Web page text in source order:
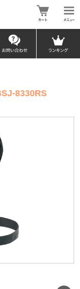
8330RS